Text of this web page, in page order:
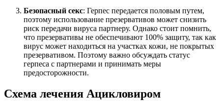
Безопасный секс: Герпес передается половым путем,
поэтому использование презервативов может снизить
риск передачи вируса партнеру. Однако стоит помнить,
что презервативы не обеспечивают 100% защиту, так как
вирус может находиться на участках кожи, не покрытых
презервативом. Поэтому важно обсуждать статус
герпеса с партнерами и принимать меры
предосторожности.
Схема лечения Ацикловиром